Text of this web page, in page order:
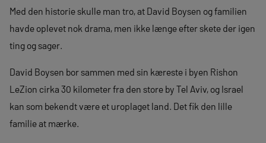
Med den historie skulle man tro, at David Boysen og familien
havde oplevet nok drama, men ikke længe efter skete der igen
ting og sager.
David Boysen bor sammen med sin kæreste i byen Rishon
LeZion cirka 30 kilometer fra den store by Tel Aviv, og Israel
kan som bekendt være et uroplaget land. Det fik den lille
familie at mærke.